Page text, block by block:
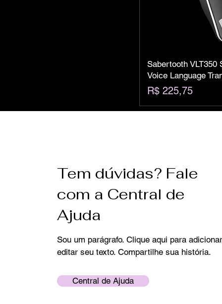
Sabertooth VLT350
Voice Language
Preço
R$ 225,75
Tem dúvidas? Fale
com a Central de
Ajuda
Sou um parágrafo. Clique aqui para
editar seu texto. Compartilhe sua história.
Central de Ajuda